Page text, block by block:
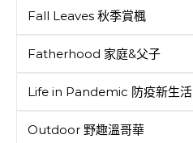
Fall Leaves 秋季賞楓
Fatherhood 家庭&父子
Life in Pandemic 防疫新生活
Outdoor 野趣溫哥華